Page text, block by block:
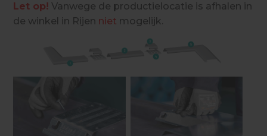
Let op! Vanwege de productielocatie is afhalen in
de winkel in Rijen niet mogelijk.